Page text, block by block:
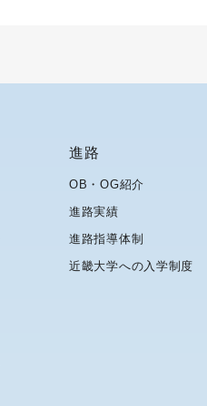
進路
OB・OG紹介
進路実績
進路指導体制
近畿大学への入学制度